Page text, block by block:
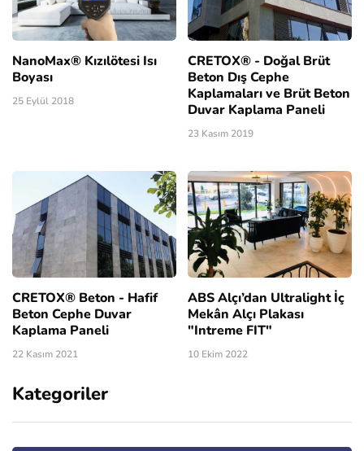
NanoMax® Kızılötesi Isı
Boyası
25 Eylül 2018
CRETOX® - Doğal Brüt
Beton Dış Cephe
Kaplamaları ve Brüt Beton
Duvar Kaplama Paneli
23 Kasım 2019
CRETOX® Beton - Hafif
Beton Cephe Duvar
Kaplama Paneli
22 Kasım 2021
ABS Alçı’dan Ultralight İç
Mekân Alçı Plakası
"Intreme FIT"
10 Ekim 2022
Kategoriler